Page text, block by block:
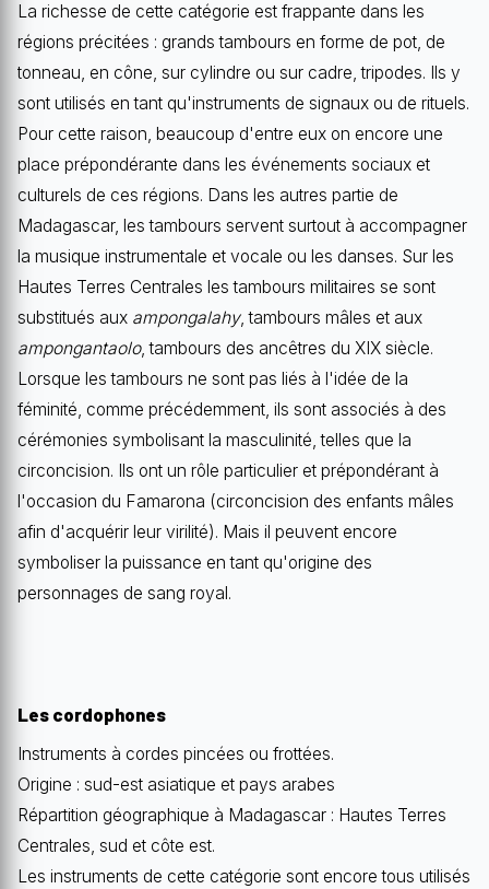
La richesse de cette catégorie est frappante dans les
régions précitées : grands tambours en forme de pot, de
tonneau, en cône, sur cylindre ou sur cadre, tripodes. Ils y
sont utilisés en tant qu'instruments de signaux ou de rituels.
Pour cette raison, beaucoup d'entre eux on encore une
place prépondérante dans les événements sociaux et
culturels de ces régions. Dans les autres partie de
Madagascar, les tambours servent surtout à accompagner
la musique instrumentale et vocale ou les danses. Sur les
Hautes Terres Centrales les tambours militaires se sont
substitués aux ampongalahy, tambours mâles et aux
ampongantaolo, tambours des ancêtres du XIX siècle.
Lorsque les tambours ne sont pas liés à l'idée de la
féminité, comme précédemment, ils sont associés à des
cérémonies symbolisant la masculinité, telles que la
circoncision. Ils ont un rôle particulier et prépondérant à
l'occasion du Famarona (circoncision des enfants mâles
afin d'acquérir leur virilité). Mais il peuvent encore
symboliser la puissance en tant qu'origine des
personnages de sang royal.
Les cordophones
Instruments à cordes pincées ou frottées.
Origine : sud-est asiatique et pays arabes
Répartition géographique à Madagascar : Hautes Terres
Centrales, sud et côte est.
Les instruments de cette catégorie sont encore tous utilisés